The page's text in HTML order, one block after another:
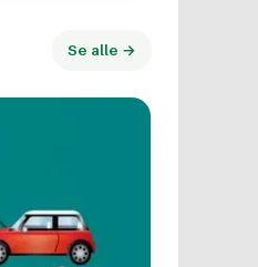
Se alle →